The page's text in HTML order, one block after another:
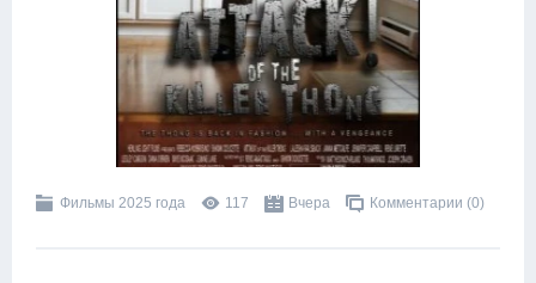
Фильмы 2025 года 117 Вчера Комментарии (0)